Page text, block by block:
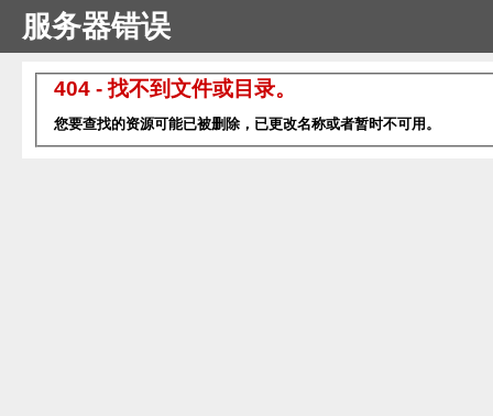
服务器错误
404 - 找不到文件或目录。
您要查找的资源可能已被删除，已更改名称或者暂时不可用。